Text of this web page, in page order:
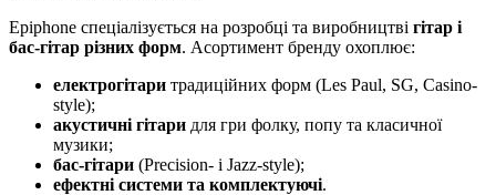
Epiphone спеціалізується на розробці та виробництві гітар і
бас-гітар різних форм. Асортимент бренду охоплює:
електрогітари традиційних форм (Les Paul, SG, Casino-
style);
акустичні гітари для гри фолку, попу та класичної
музики;
бас-гітари (Precision- і Jazz-style);
ефектні системи та комплектуючі.